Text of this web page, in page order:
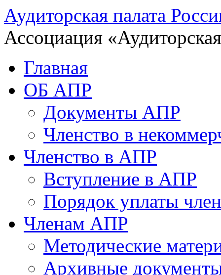
Аудиторская палата
Ассоциация
Главная
ОБ АПР
Документы АПР
Членство в
Членство в АПР
Вступление в АПР
Порядок уплаты
Членам АПР
Методические
Архивные